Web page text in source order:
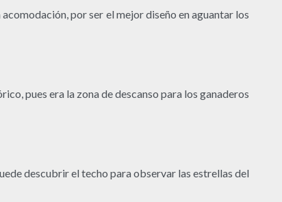
por ser el mejor diseño en aguantar los
pues era la zona de descanso para los ganaderos
descubrir el techo para observar las estrellas del